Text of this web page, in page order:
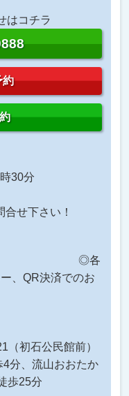
はコチラ
約
30分
せ下さい！
◎各
、QR決済でのお
（初石公民館前）
山おおたか
歩25分